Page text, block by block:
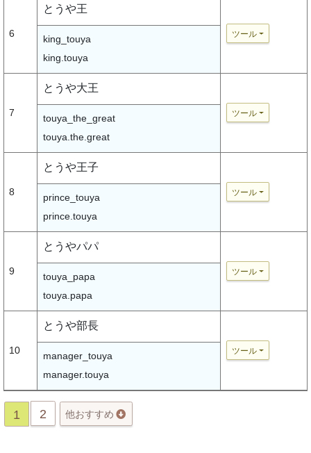
6
とうや王
ツール
king_touya
king.touya
7
とうや大王
ツール
touya_the_great
touya.the.great
8
とうや王子
ツール
prince_touya
prince.touya
9
とうやパパ
ツール
touya_papa
touya.papa
10
とうや部長
ツール
manager_touya
manager.touya
1 2 他おすすめ